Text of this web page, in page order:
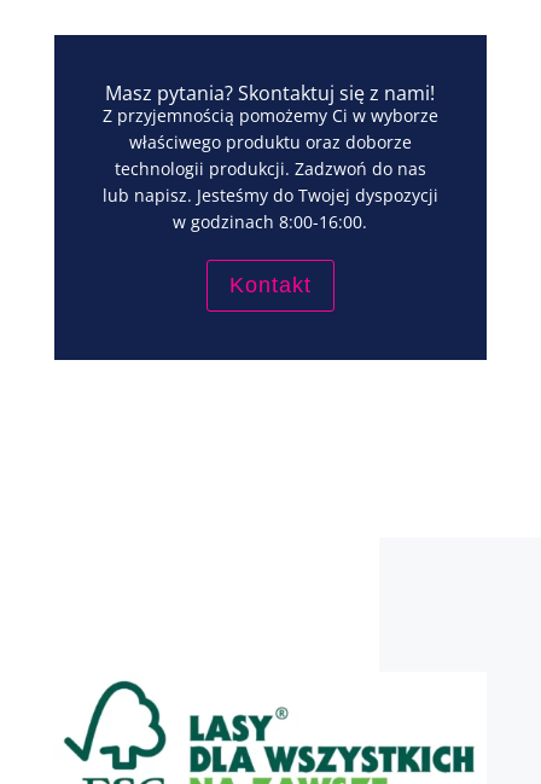
Masz pytania? Skontaktuj się z nami!
Z przyjemnością pomożemy Ci w wyborze
właściwego produktu oraz doborze
technologii produkcji. Zadzwoń do nas
lub napisz. Jesteśmy do Twojej dyspozycji
w godzinach 8:00-16:00.
Kontakt